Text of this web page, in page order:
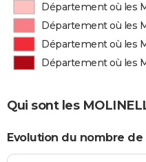
Département où les
Département où les
Département où les
Département où les
Qui sont les
Evolution du nombre de